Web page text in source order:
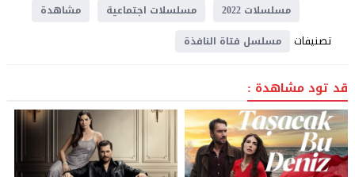
مسلسلات 2022
مسلسلات اجتماعية مشاهدة
تصنيفات مسلسل فتاة النافذة
قد تود مشاهدة :